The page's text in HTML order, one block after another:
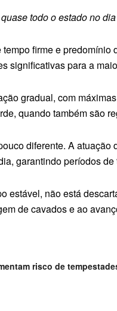
todo o estado no
firme e
significativas para a
gradual, com
quando também são
diferente. A
garantindo períodos de
estável, não está
de cavados e ao
risco de